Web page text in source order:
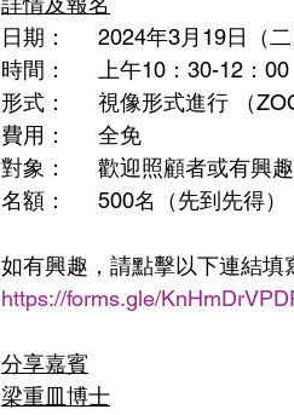
日期：	2024年3月19日（二
時間：	上午10：30-12：00
形式：	視像形式進行 （
費用：	全免
對象：	歡迎照顧者或有
名額：	500名（先到先得）
如有興趣，請點擊以下連結填
https://forms.gle/
分享嘉賓
梁重皿博士